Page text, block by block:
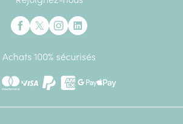
Achats 100% sécurisés
Mastercard PaypalAmerican Express
Google Pay
Apple Pay